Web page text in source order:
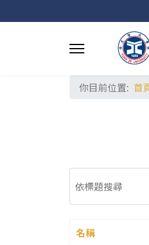
你目前位置: 首
名稱